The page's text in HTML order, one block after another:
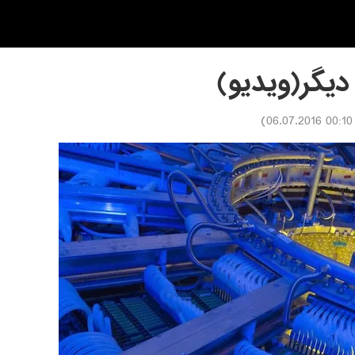
00:10 06.07.2016
)